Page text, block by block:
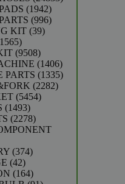
19421942
producten
996996
KIT 3939
15651565
producten
95089508
producten
14061406
producten
PARTS 13351335
22822282
54545454
14931493
producten
22782278
producten
374374
4242
producten
164164